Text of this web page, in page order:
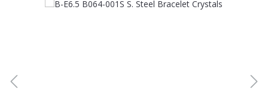
Ignorer la galerie d'images